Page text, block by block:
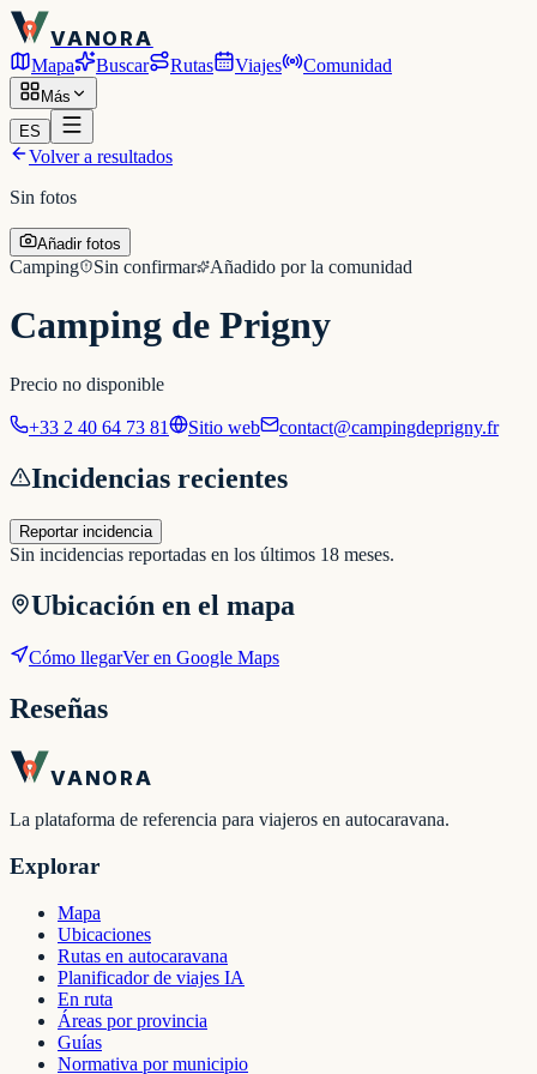
VANORA
Mapa Buscar Rutas Viajes Comunidad
Más
ES
Volver a resultados
Sin fotos
Añadir fotos
Camping Sin confirmar Añadido por la comunidad
Camping de Prigny
Precio no disponible
+33 2 40 64 73 81 Sitio web contact@campingdeprigny.fr
Incidencias recientes
Reportar incidencia
Sin incidencias reportadas en los últimos 18 meses.
Ubicación en el mapa
Cómo llegarVer en Google Maps
Reseñas
VANORA
La plataforma de referencia para viajeros en autocaravana.
Explorar
Mapa
Ubicaciones
Rutas en autocaravana
Planificador de viajes IA
En ruta
Áreas por provincia
Guías
Normativa por municipio